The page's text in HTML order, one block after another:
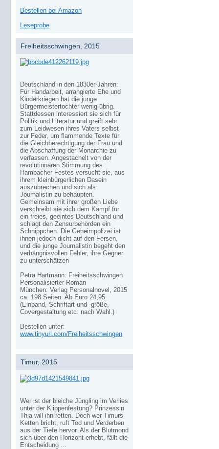
Bestellen bei Amazon
Leseprobe
Freiheitsschwingen, 2015
Deutschland in den 1830er-Jahren:
Für Handarbeit, arrangierte Ehe und
Kinderkriegen hat die junge
Bürgermeistertochter wenig übrig.
Stattdessen interessiert sie sich für
Politik und Literatur und greift sehr
zum Leidwesen ihres Vaters selbst
zur Feder, um flammende Texte für
die Gleichberechtigung der Frau und
die Abschaffung der Monarchie zu
verfassen. Angestachelt von der
revolutionären Stimmung des
Hambacher Festes versucht sie, aus
ihrem kleinbürgerlichen Dasein
auszubrechen und sich als
Journalistin zu behaupten.
Gemeinsam mit ihrer großen Liebe
verschreibt sie sich dem Kampf für
ein freies, geeintes Deutschland und
schlägt den Zensurbehörden ein
Schnippchen. Die Geheimpolizei ist
ihnen jedoch dicht auf den Fersen,
und die junge Journalistin begeht den
verhängnisvollen Fehler, ihre Gegner
zu unterschätzen
Petra Hartmann: Freiheitsschwingen
Personalisierter Roman
München: Verlag Personalnovel, 2015
ca. 198 Seiten. Ab Euro 24,95.
(Einband, Schriftart und -größe,
Covergestaltung etc. nach Wahl.)
Bestellen unter:
www.tinyurl.com/Freiheitsschwingen
Timur, 2015
Wer ist der bleiche Jüngling im Verlies
unter der Klippenfestung? Prinzessin
Thia will ihn retten. Doch wer Timurs
Ketten bricht, ruft Tod und Verderben
aus der Tiefe hervor. Als der Blutmond
sich über den Horizont erhebt, fällt die
Entscheidung ...